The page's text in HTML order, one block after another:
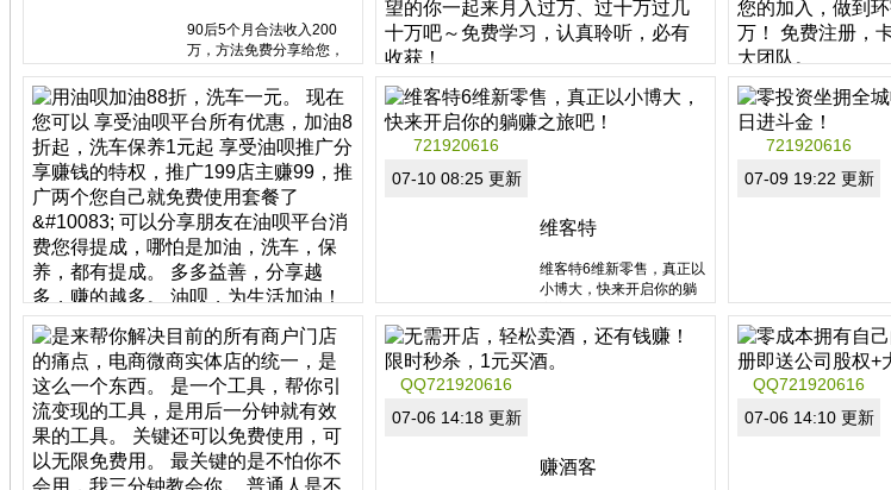
90后5个月合法收入200
万，方法免费分享给您，
请加我
分类：非拿牌直销
区域：湖南省
yi18840951431
08-06 17:53 更新
需投资，零起步从网络小
中通过白手起家，获得丰
厚收入！颠覆传统的营销
思维，在分享经济的时代
只有管道式收益才能稳扎
稳打的高收入，没能力投
资又...
分类：非拿牌直销
区域：浙江省
duoqiji
08-05 17:23 更新
721920616
07-15 22:52 更新
用油呗加油88折，洗车一元。
用油呗加油88折，洗车一
元。
721920616
07-10 08:25 更新
维客特
维客特6维新零售，真正以
小博大，快来开启你的躺
赚之旅吧！
721920616
07-09 19:22 更新
QQ721920616
07-06 14:18 更新
赚酒客
QQ721920616
07-06 14:10 更新